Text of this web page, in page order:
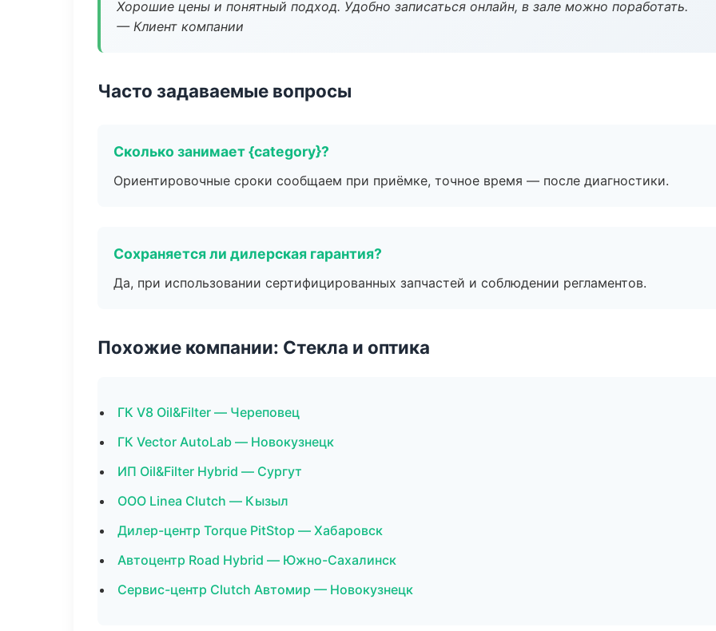
Хорошие цены и понятный подход. Удобно записаться онлайн, в зале можно поработать.
— Клиент компании
Часто задаваемые вопросы
Сколько занимает {category}?
Ориентировочные сроки сообщаем при приёмке, точное время — после диагностики.
Сохраняется ли дилерская гарантия?
Да, при использовании сертифицированных запчастей и соблюдении регламентов.
Похожие компании: Стекла и оптика
ГК V8 Oil&Filter — Череповец
ГК Vector AutoLab — Новокузнецк
ИП Oil&Filter Hybrid — Сургут
ООО Linea Clutch — Кызыл
Дилер-центр Torque PitStop — Хабаровск
Автоцентр Road Hybrid — Южно-Сахалинск
Сервис-центр Clutch Автомир — Новокузнецк